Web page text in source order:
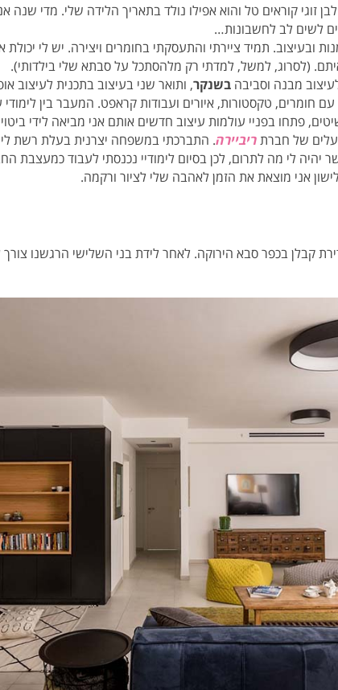
ל-3 ילדים (7.5,6,1). גם לבן זוגי קוראים טל והוא אפילו נולד בתאריך הלידה שלי.
לשים לב לחשבונות…
ובעיצוב. תמיד ציירתי והתעסקתי בחומרים ויצירה. יש לי יכולת
(לסרוג, למשל, למדתי רק מלהסתכל על סבתא שלי בילדותי).
מבנה וסביבה בשנקר, ותואר שני בעיצוב בתכנית לעיצוב
חומרים, טקסטורות, איורים ועבודות קראפט. המעבר בין לימודי
פתחו בפניי עולמות עיצוב חדשים אותם אני מביאה לידי ביטוי
של חברתריביירה. התברכתי במשפחה יצרנית בעלת רשת
לי מה לתרום, לכן בסיום לימודיי נכנסתי לעבוד כמעצבת
אני מוצאת את הזמן לאהבה שלי לציור ורקמה.